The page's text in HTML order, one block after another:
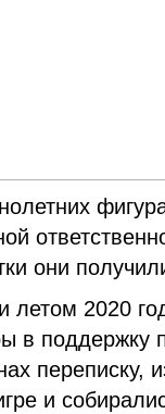
они
2020
в поддержку
переписку,
и